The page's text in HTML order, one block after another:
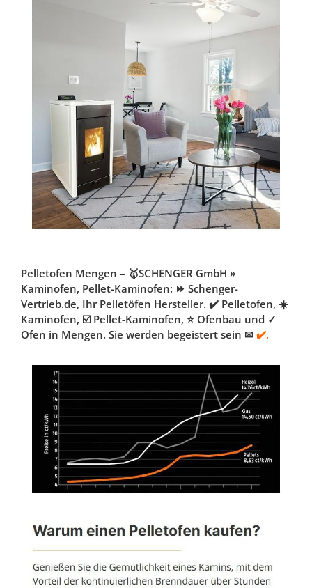
Pelletofen Mengen – 🥇SCHENGER GmbH »
Kaminofen, Pellet-Kaminofen: ⏩ Schenger-
Vertrieb.de, Ihr Pelletöfen Hersteller. ✔️ Pelletofen, ☀️
Kaminofen, ☑️ Pellet-Kaminofen, ⭐ Ofenbau und ✓
Ofen in Mengen. Sie werden begeistert sein ✉ ✔️.